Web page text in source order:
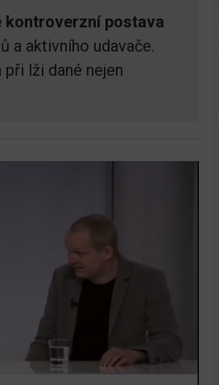
kontroverzní postava
a aktivního udavače.
lži dané nejen